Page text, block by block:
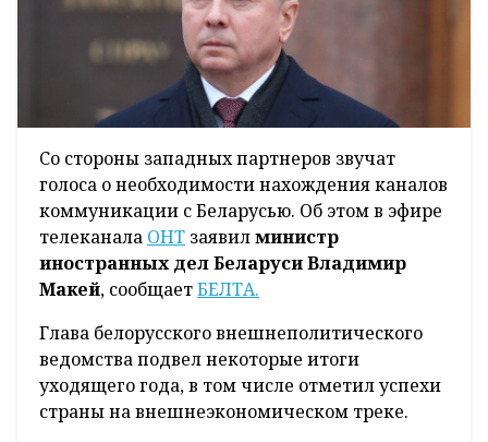
Cо стороны западных партнеров звучат
голоса о необходимости нахождения каналов
коммуникации с Беларусью. Об этом в эфире
телеканала ОНТ заявилминистр
иностранных дел Беларуси Владимир
Макей, сообщаетБЕЛТА.
Глава белорусского внешнеполитического
ведомства подвел некоторые итоги
уходящего года, в том числе отметил успехи
страны на внешнеэкономическом треке.